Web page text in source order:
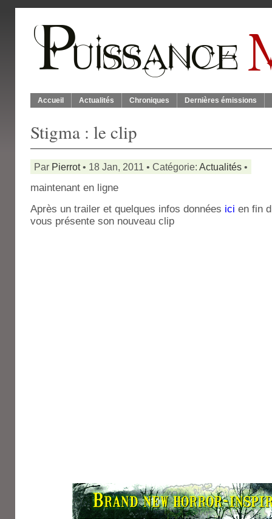
Accueil Actualités Chroniques Dernières émissions
Stigma : le clip
Par Pierrot• 18 Jan, 2011 • Catégorie: Actualités •
maintenant en ligne
Après un trailer et quelques infos données ici en fin
vous présente son nouveau clip